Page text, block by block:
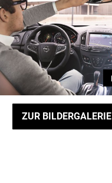
ZUR BILDERGALERIE